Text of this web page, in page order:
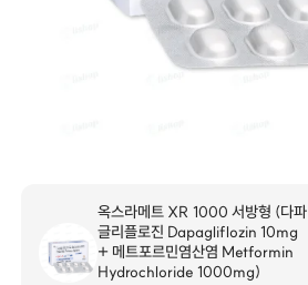
옥스라메트 XR 1000 서방형 (다파
글리플로진 Dapagliflozin 10mg
+ 메트포르민염산염 Metformin
Hydrochloride 1000mg)